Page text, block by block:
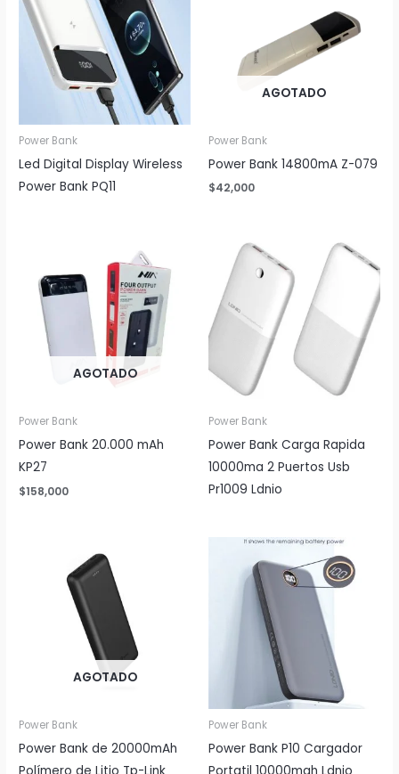
Power Bank
Led Digital Display Wireless
Power Bank PQ11
AGOTADO
Power Bank
Power Bank 14800mA Z-079
$42,000
AGOTADO
Power Bank
Power Bank 20.000 mAh
KP27
$158,000
Power Bank
Power Bank Carga Rapida
10000ma 2 Puertos Usb
Pr1009 Ldnio
AGOTADO
Power Bank
Power Bank de 20000mAh
Power Bank
Power Bank P10 Cargador